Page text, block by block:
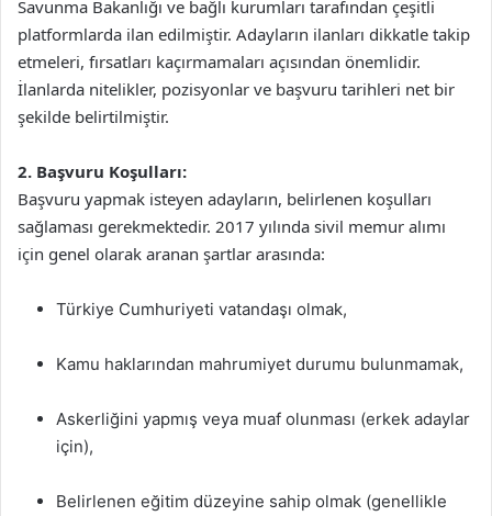
Savunma Bakanlığı ve bağlı kurumları tarafından çeşitli
platformlarda ilan edilmiştir. Adayların ilanları dikkatle takip
etmeleri, fırsatları kaçırmamaları açısından önemlidir.
İlanlarda nitelikler, pozisyonlar ve başvuru tarihleri net bir
şekilde belirtilmiştir.
2. Başvuru Koşulları:
Başvuru yapmak isteyen adayların, belirlenen koşulları
sağlaması gerekmektedir. 2017 yılında sivil memur alımı
için genel olarak aranan şartlar arasında:
Türkiye Cumhuriyeti vatandaşı olmak,
Kamu haklarından mahrumiyet durumu bulunmamak,
Askerliğini yapmış veya muaf olunması (erkek adaylar
için),
Belirlenen eğitim düzeyine sahip olmak (genellikle